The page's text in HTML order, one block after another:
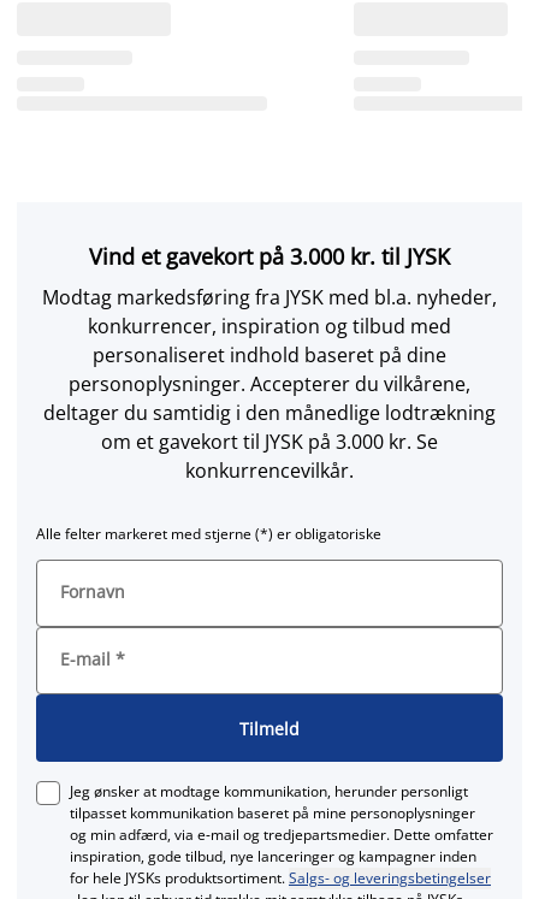
Vind et gavekort på 3.000 kr. til JYSK
Modtag markedsføring fra JYSK med bl.a. nyheder,
konkurrencer, inspiration og tilbud med
personaliseret indhold baseret på dine
personoplysninger. Accepterer du vilkårene,
deltager du samtidig i den månedlige lodtrækning
om et gavekort til JYSK på 3.000 kr. Se
konkurrencevilkår.
Alle felter markeret med stjerne (*) er obligatoriske
Fornavn
E-mail *
Tilmeld
Jeg ønsker at modtage kommunikation, herunder personligt
tilpasset kommunikation baseret på mine personoplysninger
og min adfærd, via e‑mail og tredjepartsmedier. Dette omfatter
inspiration, gode tilbud, nye lanceringer og kampagner inden
for hele JYSKs produktsortiment.Salgs- og leveringsbetingelser